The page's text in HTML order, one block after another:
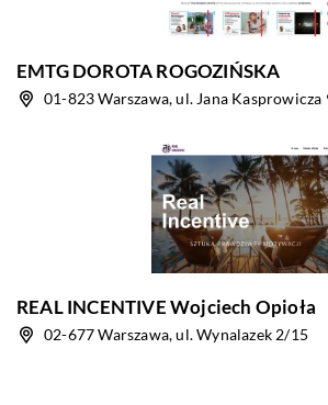
EMTG DOROTA ROGOZIŃSKA
01-823 Warszawa, ul. Jana Kasprowicza
REAL INCENTIVE Wojciech Opioła
02-677 Warszawa, ul. Wynalazek 2/15